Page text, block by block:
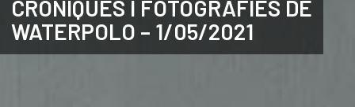
ANGLÈS
CRÒNIQUES I FOTOGRAFIES DE
WATERPOLO – 1/05/2021